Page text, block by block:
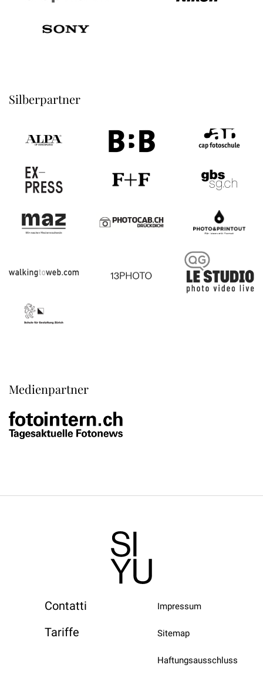
Silberpartner
Medienpartner
Contatti
Tariffe
Impressum
Sitemap
Haftungsausschluss